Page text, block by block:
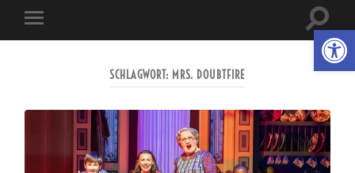
Mobile-
Menü
ein-/
SCHLAGWORT: MRS. DOUBTFIRE